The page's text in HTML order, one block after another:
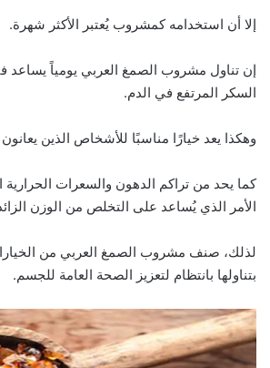
إلا أن استخدامه كمشروب يُعتبر الأكثر شهرة.
إن تناول مشروب الصمغ العربي يومياً
السكر المرتفع في الدم.
وهكذا يعد خيارًا مناسبًا للأشخاص الذين
كما يحد من تراكم الدهون والسعرات الحرارية
الأمر الذي يُساعد على التخلص من الوزن
لذلك، صنف مشروب الصمغ العربي من
بتناولها بانتظام لتعزيز الصحة العامة للجسم.